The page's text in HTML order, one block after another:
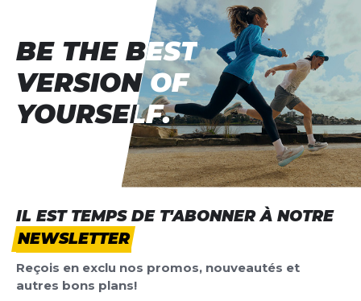
IL EST TEMPS DE T'ABONNER À NOTRE
NEWSLETTER
Reçois en exclu nos promos, nouveautés et
autres bons plans!
BE THE BEST
VERSION OF
YOURSELF.
BE THE BEST
VERSION OF
YOURSELF.